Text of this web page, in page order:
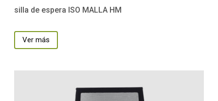
silla de espera ISO MALLA HM
Ver más